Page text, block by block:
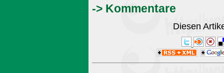
-> Kommentare
Diesen